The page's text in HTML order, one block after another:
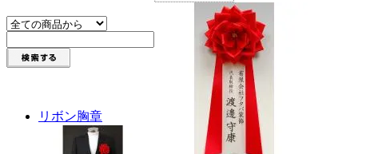
リボン胸章